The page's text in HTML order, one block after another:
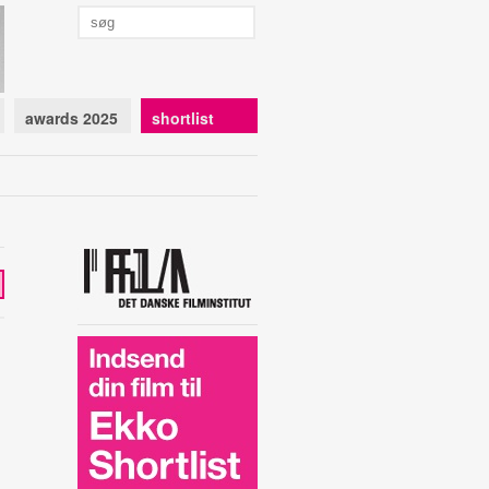
awards 2025 shortlist